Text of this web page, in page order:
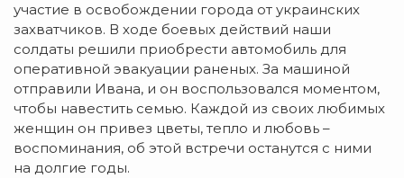
участие в освобождении города от украинских
захватчиков. В ходе боевых действий наши
солдаты решили приобрести автомобиль для
оперативной эвакуации раненых. За машиной
отправили Ивана, и он воспользовался моментом,
чтобы навестить семью. Каждой из своих любимых
женщин он привез цветы, тепло и любовь –
воспоминания, об этой встречи останутся с ними
на долгие годы.